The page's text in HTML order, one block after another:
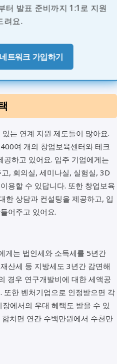
터 발표 준비까지 1:1로 지원
려요.
트워크 가입하기
는 연계 지원 제도들이 많아요.
여 개의 창업보육센터와 테크
하고 있어요. 입주 기업에게는
, 회의실, 세미나실, 실험실, 3D
용할 수 있답니다. 또한 창업보육
한 상담과 컨설팅을 제공하고, 입
어주고 있어요.
게는 법인세와 소득세를 5년간
산세 등 지방세도 3년간 감면해
경우 연구개발비에 대한 세액공
또한 벤처기업으로 인정받으면 각
에서의 우대 혜택도 받을 수 있
치면 연간 수백만원에서 수천만